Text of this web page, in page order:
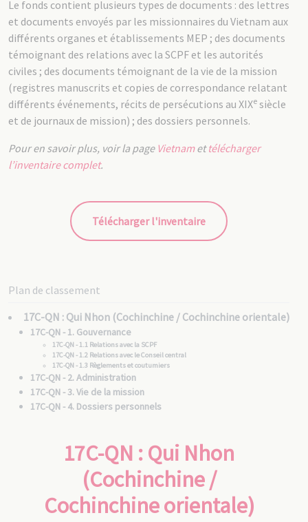
Le fonds contient plusieurs types de documents : des lettres
et documents envoyés par les missionnaires du Vietnam aux
différents organes et établissements MEP ; des documents
témoignant des relations avec la SCPF et les autorités
civiles ; des documents témoignant de la vie de la mission
(registres manuscrits et copies de correspondance relatant
différents événements, récits de persécutions au XIXe siècle
et de journaux de mission) ; des dossiers personnels.
Pour en savoir plus, voir la page Vietnamettélécharger
l’inventaire complet.
Télécharger l'inventaire
Plan de classement
17C-QN : Qui Nhon (Cochinchine / Cochinchine orientale)
17C-QN - 1. Gouvernance
17C-QN - 1.1 Relations avec la SCPF
17C-QN - 1.2 Relations avec le Conseil central
17C-QN - 1.3 Règlements et coutumiers
17C-QN - 2. Administration
17C-QN - 3. Vie de la mission
17C-QN - 4. Dossiers personnels
17C-QN - 4.1/3 Mgr Jean-Louis TABERD [0340]
17C-QN - 4.1/4 Mgr Eugène CHARBONNIER [0570]
17C-QN - 4.1/5 Mgr Louis GALIBERT [0990]
17C-QN - 4.1/6 Mgr François-Xavier VAN CAMELBEKE [0826]
17C-QN - 4.1/7 Mgr Damien GRANGEON [1557]
17C-QN - 4.1/8 Mgr Augustin TARDIEU [2304]
17C-QN - 4.2 Pères MEP
17C-QN - 4.3 Pères non MEP
17C-QN : Qui Nhon
(Cochinchine /
Cochinchine orientale)